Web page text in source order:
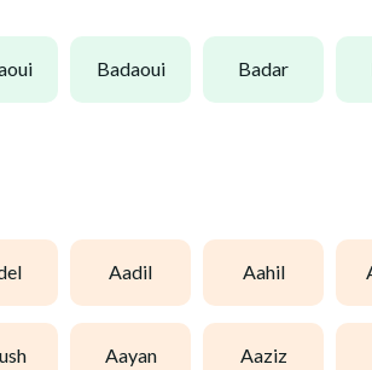
badaoui badar
aadil aahil
aayan aaziz